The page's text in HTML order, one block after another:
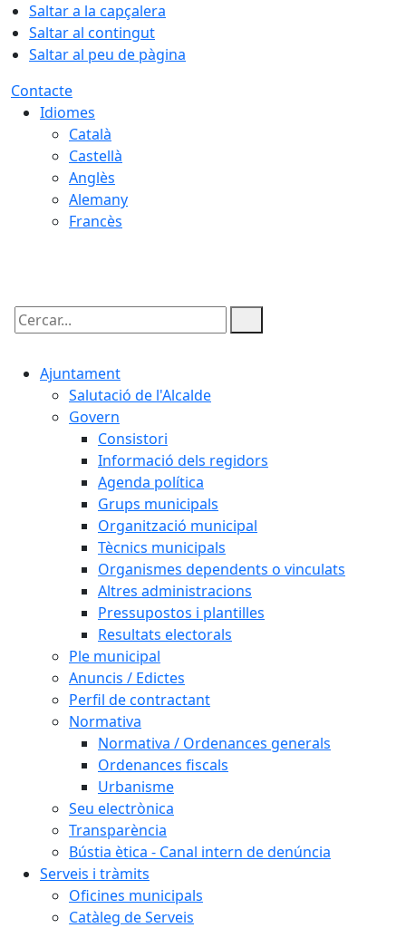
Saltar a la capçalera
Saltar al contingut
Saltar al peu de pàgina
Contacte
Idiomes
Català
Castellà
Anglès
Alemany
Francès
Cercar:
Ajuntament
Salutació de l'Alcalde
Govern
Consistori
Informació dels regidors
Agenda política
Grups municipals
Organització municipal
Tècnics municipals
Organismes dependents o vinculats
Altres administracions
Pressupostos i plantilles
Resultats electorals
Ple municipal
Anuncis / Edictes
Perfil de contractant
Normativa
Normativa / Ordenances generals
Ordenances fiscals
Urbanisme
Seu electrònica
Transparència
Bústia ètica - Canal intern de denúncia
Serveis i tràmits
Oficines municipals
Catàleg de Serveis